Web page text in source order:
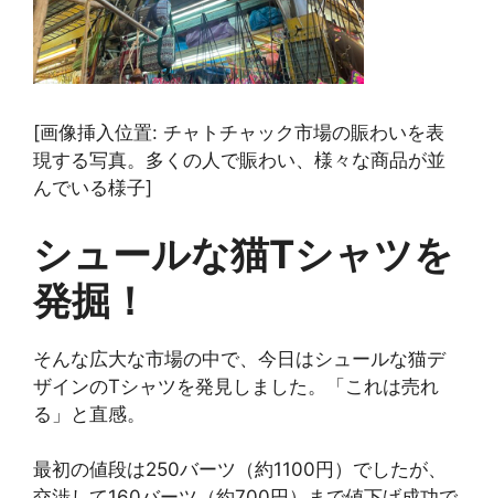
[画像挿入位置: チャトチャック市場の賑わいを表
現する写真。多くの人で賑わい、様々な商品が並
んでいる様子]
シュールな猫Tシャツを
発掘！
そんな広大な市場の中で、今日はシュールな猫デ
ザインのTシャツを発見しました。「これは売れ
る」と直感。
最初の値段は250バーツ（約1100円）でしたが、